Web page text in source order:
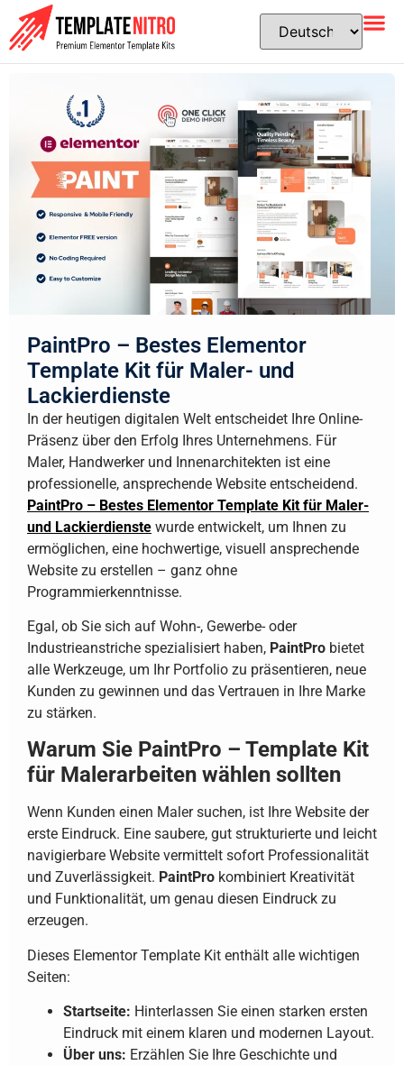
PaintPro – Bestes Elementor
Template Kit für Maler- und
Lackierdienste
In der heutigen digitalen Welt entscheidet Ihre Online-
Präsenz über den Erfolg Ihres Unternehmens. Für
Maler, Handwerker und Innenarchitekten ist eine
professionelle, ansprechende Website entscheidend.
PaintPro – Bestes Elementor Template Kit für Maler-
und Lackierdienste wurde entwickelt, um Ihnen zu
ermöglichen, eine hochwertige, visuell ansprechende
Website zu erstellen – ganz ohne
Programmierkenntnisse.
Egal, ob Sie sich auf Wohn-, Gewerbe- oder
Industrieanstriche spezialisiert haben, PaintPro bietet
alle Werkzeuge, um Ihr Portfolio zu präsentieren, neue
Kunden zu gewinnen und das Vertrauen in Ihre Marke
zu stärken.
Warum Sie PaintPro – Template Kit
für Malerarbeiten wählen sollten
Wenn Kunden einen Maler suchen, ist Ihre Website der
erste Eindruck. Eine saubere, gut strukturierte und leicht
navigierbare Website vermittelt sofort Professionalität
und Zuverlässigkeit. PaintPro kombiniert Kreativität
und Funktionalität, um genau diesen Eindruck zu
erzeugen.
Dieses Elementor Template Kit enthält alle wichtigen
Seiten:
Startseite: Hinterlassen Sie einen starken ersten
Eindruck mit einem klaren und modernen Layout.
Über uns: Erzählen Sie Ihre Geschichte und